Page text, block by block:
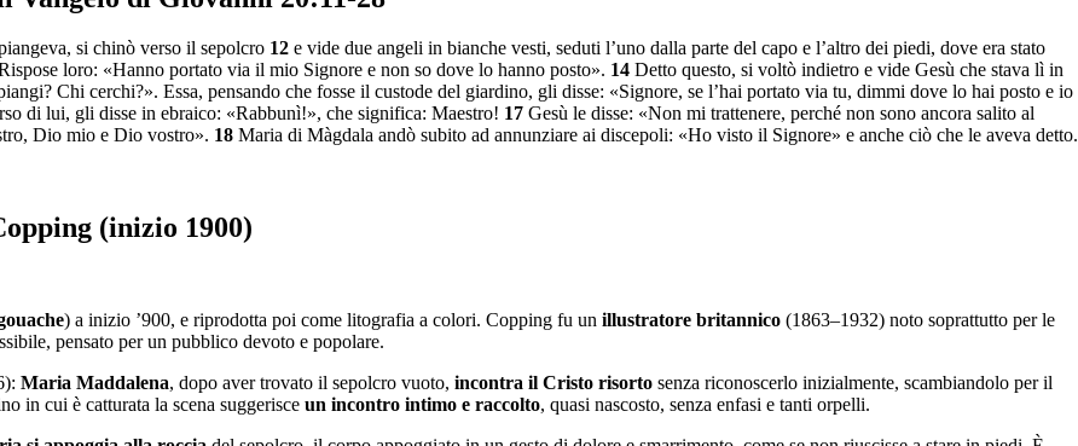
si chinò verso il sepolcro 12 e vide due angeli in bianche vesti, seduti l’uno dalla parte del capo e l’altro dei piedi, dove era stato
loro: «Hanno portato via il mio Signore e non so dove lo hanno posto». 14 Detto questo, si voltò indietro e vide Gesù che stava lì in
Chi cerchi?». Essa, pensando che fosse il custode del giardino, gli disse: «Signore, se l’hai portato via tu, dimmi dove lo hai posto e io
di lui, gli disse in ebraico: «Rabbunì!», che significa: Maestro! 17 Gesù le disse: «Non mi trattenere, perché non sono ancora salito al
Dio mio e Dio vostro». 18 Maria di Màgdala andò subito ad annunziare ai discepoli: «Ho visto il Signore» e anche ciò che le aveva detto.
(inizio 1900)
) a inizio ’900, e riprodotta poi come litografia a colori. Copping fu un illustratore britannico (1863–1932) noto soprattutto per le
pensato per un pubblico devoto e popolare.
Maria Maddalena, dopo aver trovato il sepolcro vuoto, incontra il Cristo risorto senza riconoscerlo inizialmente, scambiandolo per il
in cui è catturata la scena suggerisce un incontro intimo e raccolto, quasi nascosto, senza enfasi e tanti orpelli.